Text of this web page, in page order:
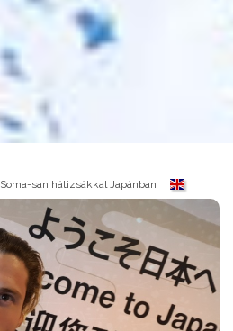
Soma-san hátizsákkal Japánban